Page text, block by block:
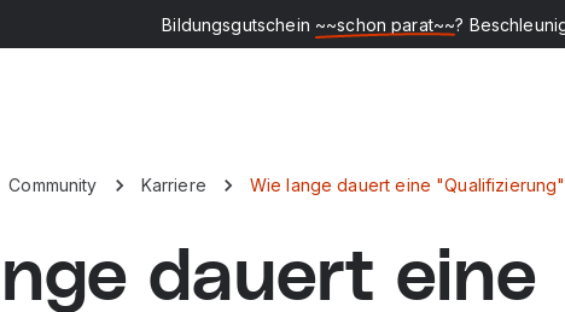
Bildungsgutschein ~~schon parat~~?
Community Karriere Wie lange dauert eine
dauert eine